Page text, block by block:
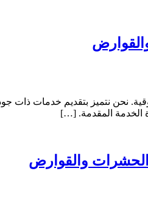
نحن نتميز بتقديم خدمات ذات
الخدمة المقدمة. […]